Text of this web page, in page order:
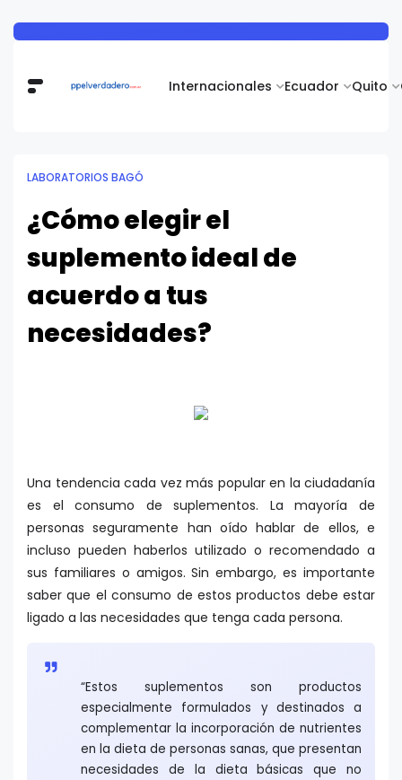
Internacionales Ecuador Quito
LABORATORIOS BAGÓ
¿Cómo elegir el
suplemento ideal de
acuerdo a tus
necesidades?
Una tendencia cada vez más popular en la ciudadanía
es el consumo de suplementos. La mayoría de
personas seguramente han oído hablar de ellos, e
incluso pueden haberlos utilizado o recomendado a
sus familiares o amigos. Sin embargo, es importante
saber que el consumo de estos productos debe estar
ligado a las necesidades que tenga cada persona.
“Estos suplementos son productos
especialmente formulados y destinados a
complementar la incorporación de nutrientes
en la dieta de personas sanas, que presentan
necesidades de la dieta básicas que no